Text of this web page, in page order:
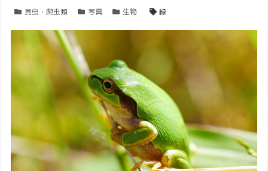
昆虫・爬虫類 写真 生物 緑